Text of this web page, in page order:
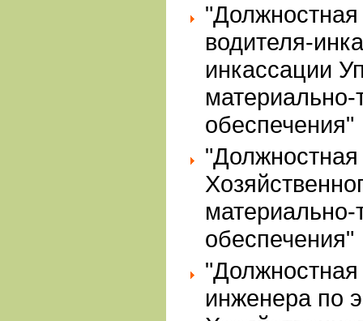
"Должностная
водителя-
инкассации
материально-
обеспечения"
"Должностная
материально-
обеспечения"
"Должностная
инженера по